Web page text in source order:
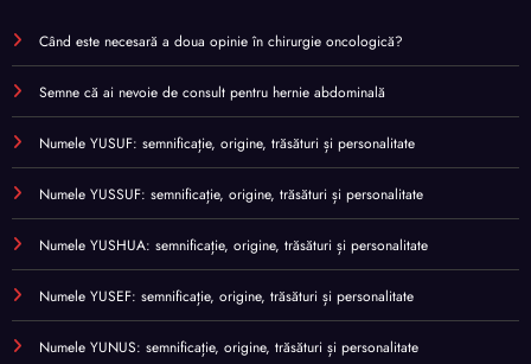
Când este necesară a doua opinie în chirurgie oncologică?
Semne că ai nevoie de consult pentru hernie abdominală
Numele YUSUF: semnificație, origine, trăsături și personalitate
Numele YUSSUF: semnificație, origine, trăsături și personalitate
Numele YUSHUA: semnificație, origine, trăsături și personalitate
Numele YUSEF: semnificație, origine, trăsături și personalitate
Numele YUNUS: semnificație, origine, trăsături și personalitate